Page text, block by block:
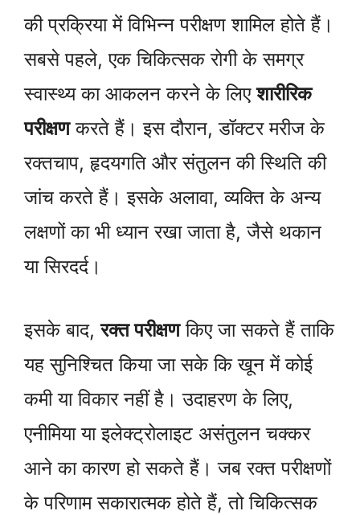
की प्रक्रिया में विभिन्न परीक्षण शामिल होते हैं।
सबसे पहले, एक चिकित्सक रोगी के समग्र
स्वास्थ्य का आकलन करने के लिएशारीरिक
परीक्षणकरते हैं। इस दौरान, डॉक्टर मरीज के
रक्तचाप, हृदयगति और संतुलन की स्थिति की
जांच करते हैं। इसके अलावा, व्यक्ति के अन्य
लक्षणों का भी ध्यान रखा जाता है, जैसे थकान
या सिरदर्द।
इसके बाद,रक्त परीक्षणकिए जा सकते हैं ताकि
यह सुनिश्चित किया जा सके कि खून में कोई
कमी या विकार नहीं है। उदाहरण के लिए,
एनीमिया या इलेक्ट्रोलाइट असंतुलन चक्कर
आने का कारण हो सकते हैं। जब रक्त परीक्षणों
के परिणाम सकारात्मक होते हैं, तो चिकित्सक